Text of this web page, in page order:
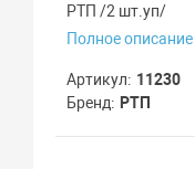
РТП /2 шт.уп/
Полное описание
Артикул
11230
Бренд
РТП